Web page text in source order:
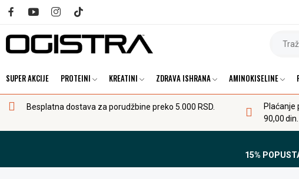
SUPER AKCIJE PROTEINI KREATINI ZDRAVA ISHRANA AMINOKISELINE
Besplatna dostava za porudžbine preko 5.000 RSD.
Plaćanje
90,00 din.
15%